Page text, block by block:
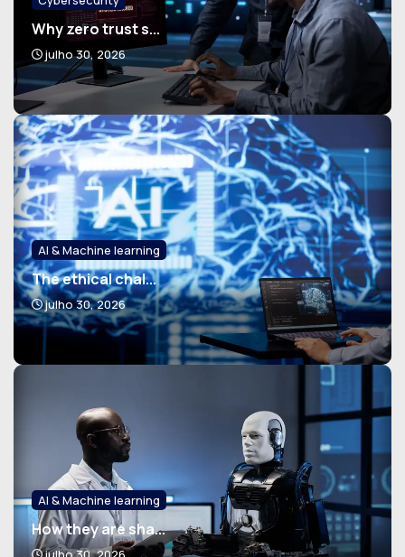
Why zero trust s...
julho 30, 2026
AI & Machine learning
The ethical chal...
julho 30, 2026
AI & Machine learning
How they are sha...